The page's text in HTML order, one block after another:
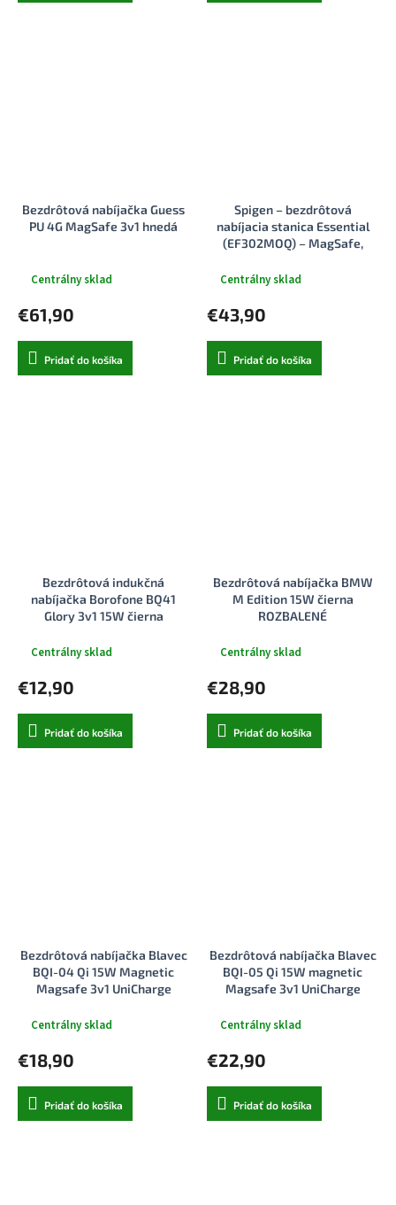
Bezdrôtová nabíjačka Guess
PU 4G MagSafe 3v1 hnedá
Centrálny sklad
€61,90
Pridať do košíka
Spigen – bezdrôtová
nabíjacia stanica Essential
(EF302MOQ) – MagSafe,
C, 3v1, skladacia, 25W – sivá
Centrálny sklad
€43,90
Pridať do košíka
Bezdrôtová indukčná
nabíjačka Borofone BQ41
Glory 3v1 15W čierna
Centrálny sklad
€12,90
Pridať do košíka
Bezdrôtová nabíjačka BMW
M Edition 15W čierna
ROZBALENÉ
Centrálny sklad
€28,90
Pridať do košíka
Bezdrôtová nabíjačka Blavec
BQI-04 Qi 15W Magnetic
Magsafe 3v1 UniCharge
Centrálny sklad
€18,90
Pridať do košíka
Bezdrôtová nabíjačka Blavec
BQI-05 Qi 15W magnetic
Magsafe 3v1 UniCharge
Centrálny sklad
€22,90
Pridať do košíka